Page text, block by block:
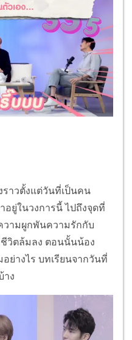
ราวตั้งแต่วันที่เป็นคน
ยู่ในวงการนี้ ไปถึงจุดที่
วามผูกพันความรักกับ
วิตล้มลง ตอนนั้นน้อง
ย่างไร บทเรียนจากวันที่
าง